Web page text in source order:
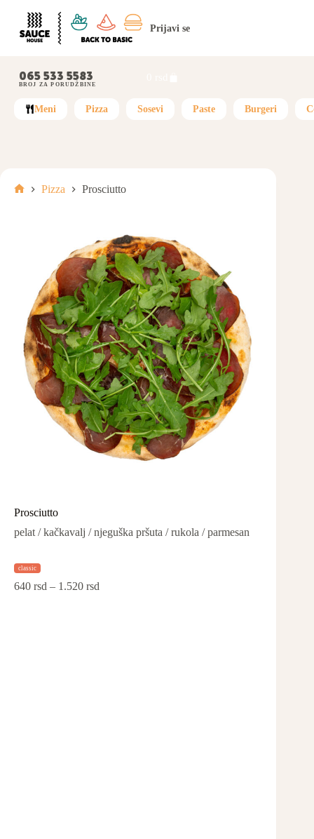
Prijavi se
065 533 5583
BROJ ZA PORUDŽBINE
Meni Pizza Sosevi Paste Burgeri
Pizza Prosciutto
Prosciutto
pelat / kačkavalj / njeguška pršuta / rukola / parmesan
classic
640 rsd – 1.520 rsd